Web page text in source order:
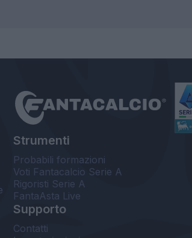
Strumenti
Probabili formazioni
Voti Fantacalcio Serie A
Rigoristi Serie A
FantaAsta Live
Supporto
Contatti